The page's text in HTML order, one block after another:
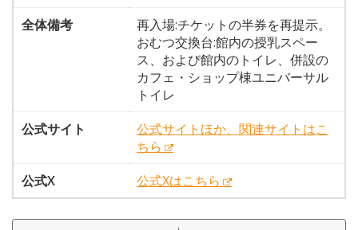
全体備考
再入場:チケットの半券を再提示。
おむつ交換台:館内の授乳スペー
ス、および館内のトイレ、併設の
カフェ・ショップ棟ユニバーサル
トイレ
公式サイト
公式サイトほか、関連サイトはこ
ちら
公式X
公式Xはこちら